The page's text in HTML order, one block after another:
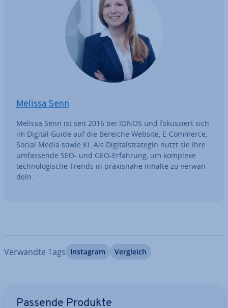
Melissa Senn
Melissa Senn ist seit 2016 bei IONOS und fo­kus­siert sich
im Digital Guide auf die Bereiche Website, E-Commerce,
Social Media sowie KI. Als Di­gi­tal­stra­te­gin nutzt sie ihre
um­fas­sen­de SEO- und GEO-Erfahrung, um komplexe
tech­no­lo­gi­sche Trends in pra­xis­na­he Inhalte zu ver­wan­
deln.
Verwandte Tags Instagram Vergleich
Passende Produkte